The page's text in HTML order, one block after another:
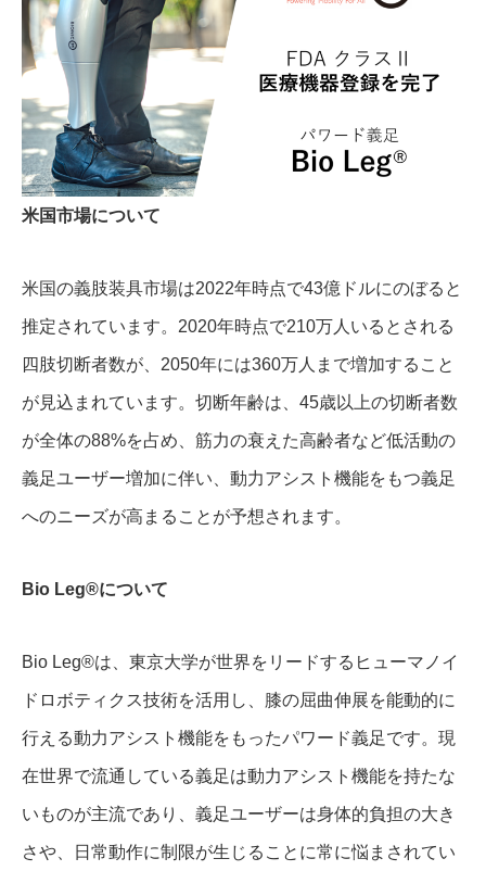
米国市場について
米国の義肢装具市場は2022年時点で43億ドルにのぼると
推定されています。2020年時点で210万人いるとされる
四肢切断者数が、2050年には360万人まで増加すること
が見込まれています。切断年齢は、45歳以上の切断者数
が全体の88%を占め、筋力の衰えた高齢者など低活動の
義足ユーザー増加に伴い、動力アシスト機能をもつ義足
へのニーズが高まることが予想されます。
Bio Leg®について
Bio Leg®は、東京大学が世界をリードするヒューマノイ
ドロボティクス技術を活用し、膝の屈曲伸展を能動的に
行える動力アシスト機能をもったパワード義足です。現
在世界で流通している義足は動力アシスト機能を持たな
いものが主流であり、義足ユーザーは身体的負担の大き
さや、日常動作に制限が生じることに常に悩まされてい